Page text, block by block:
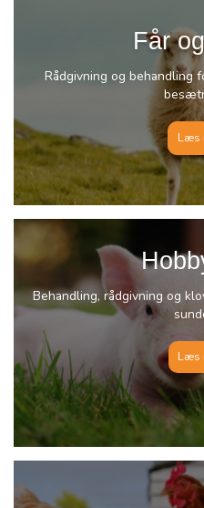
Får
Rådgivning og behandling
Læs
Behandling, rådgivning og
Læs